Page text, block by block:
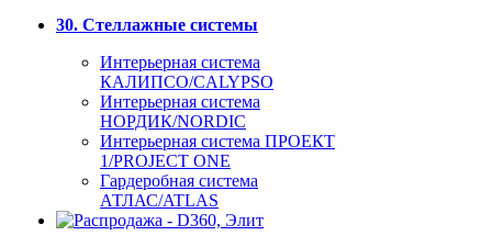
30. Стеллажные системы
Интерьерная система
КАЛИПСО/CALYPSO
Интерьерная система
НОРДИК/NORDIC
Интерьерная система ПРОЕКТ
1/PROJECT ONE
Гардеробная система
АТЛАС/ATLAS